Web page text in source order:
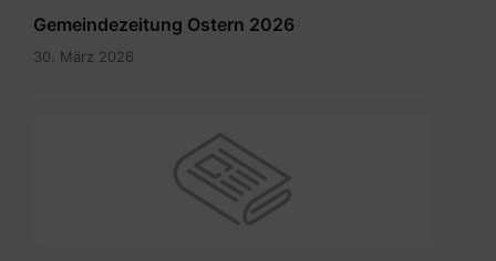
Gemeindezeitung Ostern 2026
30. März 2026